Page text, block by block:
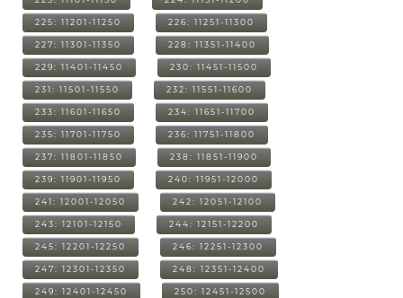
225: 11201-11250 226: 11251-11300
227: 11301-11350 228: 11351-11400
229: 11401-11450 230: 11451-11500
231: 11501-11550 232: 11551-11600
233: 11601-11650 234: 11651-11700
235: 11701-11750 236: 11751-11800
237: 11801-11850 238: 11851-11900
239: 11901-11950 240: 11951-12000
241: 12001-12050 242: 12051-12100
243: 12101-12150 244: 12151-12200
245: 12201-12250 246: 12251-12300
247: 12301-12350 248: 12351-12400
249: 12401-12450 250: 12451-12500